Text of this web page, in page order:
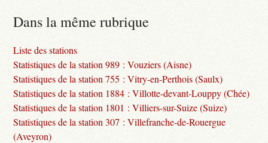
Dans la même rubrique
Liste des stations
Statistiques de la station 989 : Vouziers (Aisne)
Statistiques de la station 755 : Vitry-en-Perthois (Saulx)
Statistiques de la station 1884 : Villotte-devant-Louppy (Chée)
Statistiques de la station 1801 : Villiers-sur-Suize (Suize)
Statistiques de la station 307 : Villefranche-de-Rouergue
(Aveyron)